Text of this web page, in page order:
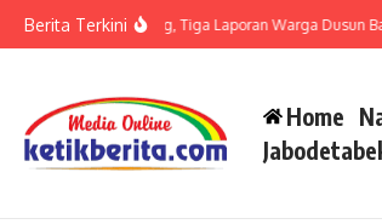
Berita Terkini
LP di Polsek Barteng, Tiga Laporan Warga Dusun
Home